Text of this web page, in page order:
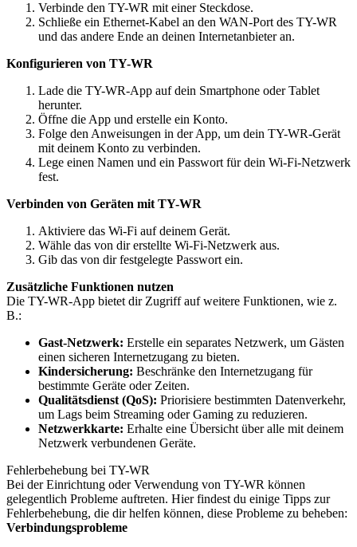
Verbinde den TY-WR mit einer Steckdose.
Schließe ein Ethernet-Kabel an den WAN-Port des TY-WR
und das andere Ende an deinen Internetanbieter an.
Konfigurieren von TY-WR
Lade die TY-WR-App auf dein Smartphone oder Tablet
herunter.
Öffne die App und erstelle ein Konto.
Folge den Anweisungen in der App, um dein TY-WR-Gerät
mit deinem Konto zu verbinden.
Lege einen Namen und ein Passwort für dein Wi-Fi-Netzwerk
fest.
Verbinden von Geräten mit TY-WR
Aktiviere das Wi-Fi auf deinem Gerät.
Wähle das von dir erstellte Wi-Fi-Netzwerk aus.
Gib das von dir festgelegte Passwort ein.
Zusätzliche Funktionen nutzen
Die TY-WR-App bietet dir Zugriff auf weitere Funktionen, wie z.
B.:
Gast-Netzwerk: Erstelle ein separates Netzwerk, um Gästen
einen sicheren Internetzugang zu bieten.
Kindersicherung: Beschränke den Internetzugang für
bestimmte Geräte oder Zeiten.
Qualitätsdienst (QoS): Priorisiere bestimmten Datenverkehr,
um Lags beim Streaming oder Gaming zu reduzieren.
Netzwerkkarte: Erhalte eine Übersicht über alle mit deinem
Netzwerk verbundenen Geräte.
Fehlerbehebung bei TY-WR
Bei der Einrichtung oder Verwendung von TY-WR können
gelegentlich Probleme auftreten. Hier findest du einige Tipps zur
Fehlerbehebung, die dir helfen können, diese Probleme zu beheben:
Verbindungsprobleme